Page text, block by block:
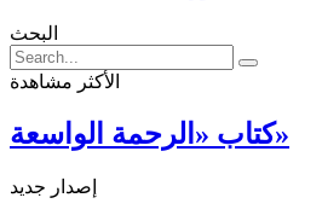
البحث
الأكثر مشاهدة
كتاب «الرحمة الواسعة»
إصدار جديد